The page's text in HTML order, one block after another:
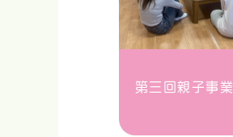
第三回親子事業